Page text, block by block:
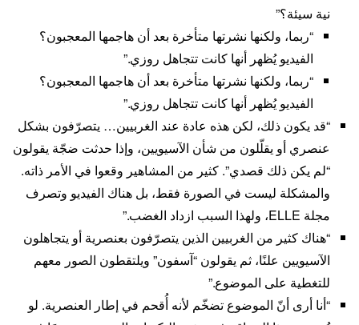
نية سيئة؟”
“ربما، ولكنها نشرتها متأخرة بعد أن هاجمها المعجبون؟
الفيديو يُظهر أنها كانت تتجاهل روزي.”
“ربما، ولكنها نشرتها متأخرة بعد أن هاجمها المعجبون؟
الفيديو يُظهر أنها كانت تتجاهل روزي.”
“قد يكون ذلك، لكن هذه عادة عند الغربيين… يتصرّفون بشكل
عنصري أو يقلّلون من شأن الآسيويين، وإذا حدثت ضجّة يقولون
“لم يكن ذلك قصدي”. كثير من المشاهير وقعوا في الأمر ذاته.
والمشكلة ليست في الصورة فقط، بل هناك الفيديو وتصرف
مجلة ELLE، ولهذا السبب ازداد الغضب.”
“هناك كثير من الغربيين الذين يتصرّفون بعنصرية أو يتجاهلون
الآسيويين علنًا، ثم يقولون “آسفون” ويلتقطون الصور معهم
للتغطية على الموضوع.”
“أنا أرى أنّ الموضوع تضخّم لأنه أُقحم في إطار العنصرية. لو